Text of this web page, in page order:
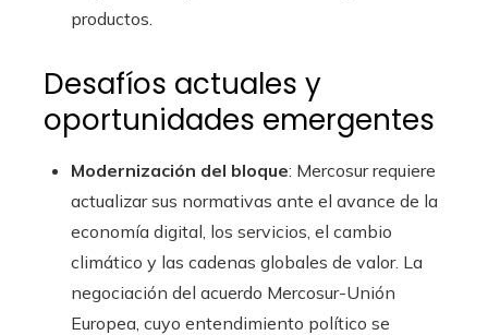
productos.
Desafíos actuales y
oportunidades emergentes
Modernización del bloque: Mercosur requiere
actualizar sus normativas ante el avance de la
economía digital, los servicios, el cambio
climático y las cadenas globales de valor. La
negociación del acuerdo Mercosur-Unión
Europea, cuyo entendimiento político se